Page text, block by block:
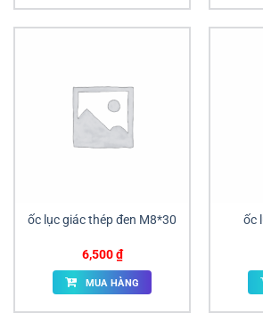
ốc lục giác thép đen M8*30
6,500₫
MUA HÀNG
ốc